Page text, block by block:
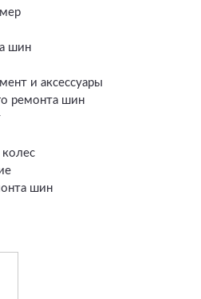
шин
и аксессуары
ремонта шин
колес
шин